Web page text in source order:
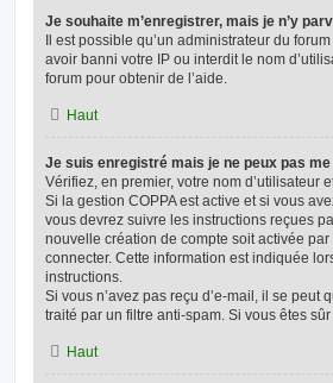
Je souhaite m’enregistrer, mais je n’y
Il est possible qu’un administrateur du
avoir banni votre IP ou interdit le nom
forum pour obtenir de l’aide.
Haut
Je suis enregistré mais je ne peux pas
Vérifiez, en premier, votre nom d’utilisateur
Si la gestion COPPA est active et si vous
vous devrez suivre les instructions reçues
nouvelle création de compte soit activée
connecter. Cette information est indiquée
instructions.
Si vous n’avez pas reçu d’e-mail, il se
traité par un filtre anti-spam. Si vous êtes
Haut